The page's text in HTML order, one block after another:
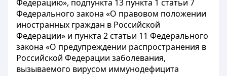
Федерацию», подпункта 13 пункта 1 статьи 7
Федерального закона «О правовом положении
иностранных граждан в Российской
Федерации» и пункта 2 статьи 11 Федерального
закона «О предупреждении распространения в
Российской Федерации заболевания,
вызываемого вирусом иммунодефицита